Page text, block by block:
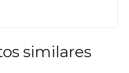
similares